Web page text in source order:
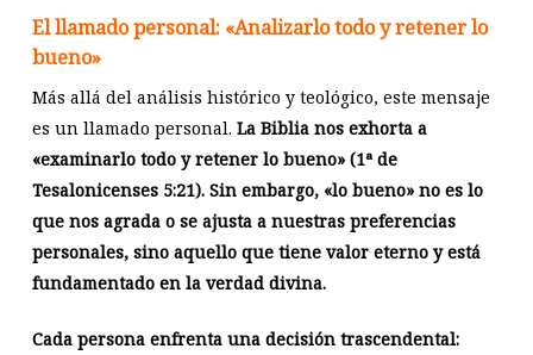
El llamado personal: «Analizarlo todo y retener lo
bueno»
Más allá del análisis histórico y teológico, este mensaje
es un llamado personal. La Biblia nos exhorta a
«examinarlo todo y retener lo bueno» (1ª de
Tesalonicenses 5:21). Sin embargo, «lo bueno» no es lo
que nos agrada o se ajusta a nuestras preferencias
personales, sino aquello que tiene valor eterno y está
fundamentado en la verdad divina.
Cada persona enfrenta una decisión trascendental: